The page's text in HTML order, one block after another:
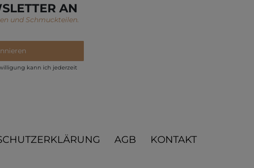
AN
und Schmuckteilen.
kann ich jederzeit
AGB KONTAKT